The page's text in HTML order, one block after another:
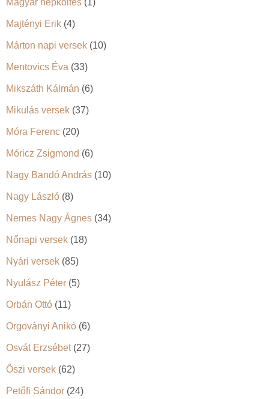
Majtényi Erik (4)
Márton napi versek (10)
Mentovics Éva (33)
Mikszáth Kálmán (6)
Mikulás versek (37)
Móra Ferenc (20)
Móricz Zsigmond (6)
Nagy Bandó András (10)
Nagy László (8)
Nemes Nagy Ágnes (34)
Nőnapi versek (18)
Nyári versek (85)
Nyulász Péter (5)
Orbán Ottó (11)
Orgoványi Anikó (6)
Osvát Erzsébet(27)
Őszi versek (62)
Petőfi Sándor (24)